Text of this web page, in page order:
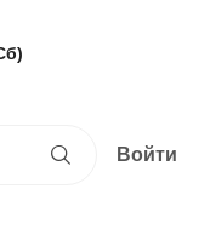
Войти